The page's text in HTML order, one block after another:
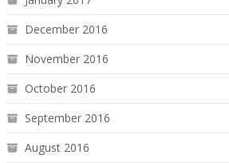
December 2016
November 2016
October 2016
September 2016
August 2016